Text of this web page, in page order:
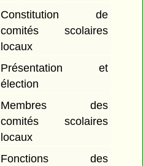
Constitution de
comités scolaires
locaux
Présentation et
élection
Membres des
comités scolaires
locaux
Fonctions des